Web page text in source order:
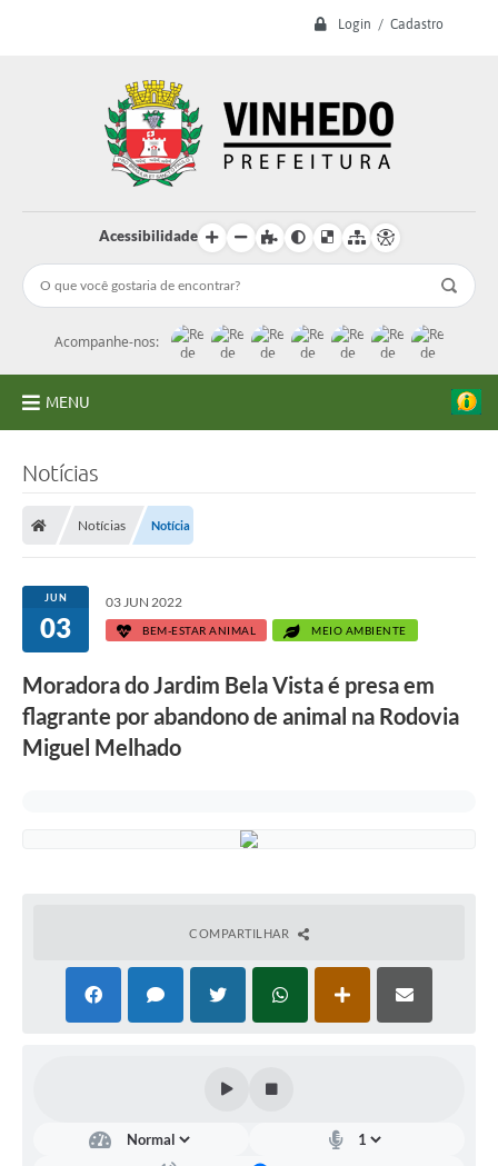
Login / Cadastro
Acessibilidade
Acompanhe-nos:
MENU
Licitações
Transparência
Concursos e Processos Seletivos
Inclusão e Acessibilidade
Defesa Civil
Notícias
Notícias Notícia
JUN
03
03 JUN 2022
BEM-ESTAR ANIMAL MEIO AMBIENTE
Moradora do Jardim Bela Vista é presa em
flagrante por abandono de animal na Rodovia
Miguel Melhado
COMPARTILHAR